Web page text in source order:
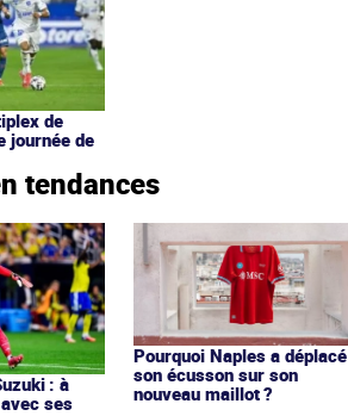
de
journée de
tendances
: à
ses
Pourquoi Naples a déplacé
son écusson sur son
nouveau maillot ?